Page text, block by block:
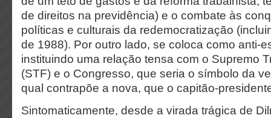
de direitos na previdência) e o combate às
políticas e culturais da redemocratização
de 1988). Por outro lado, se coloca como anti-
instituindo uma relação tensa com o Supremo
(STF) e o Congresso, que seria o símbolo da
qual contrapõe a nova, que o capitão-
Sintomaticamente, desde a virada trágica de